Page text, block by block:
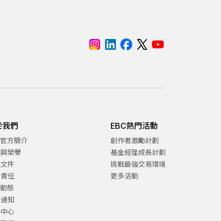
我們
方簡介
榮譽
件
任
態
知
心
EBC熱門活動
創作者激勵計劃
基金經理成長計劃
挑戰最強交易環境
更多活動